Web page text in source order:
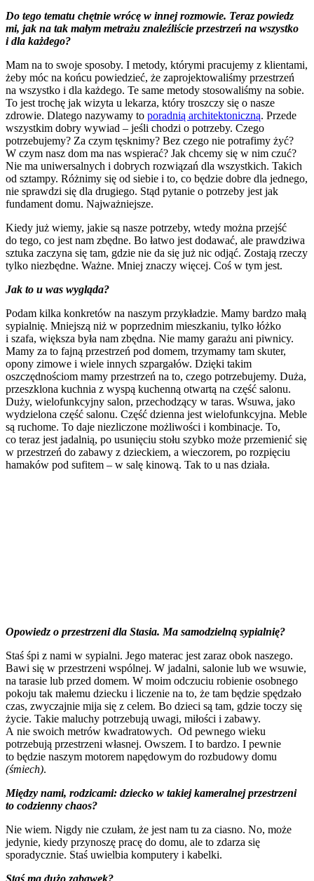
Do tego tematu chętnie wrócę w innej rozmowie. Teraz powiedz
mi, jak na tak małym metrażu znaleźliście przestrzeń na wszystko
i dla każdego?
Mam na to swoje sposoby. I metody, którymi pracujemy z klientami,
żeby móc na końcu powiedzieć, że zaprojektowaliśmy przestrzeń
na wszystko i dla każdego. Te same metody stosowaliśmy na sobie.
To jest trochę jak wizyta u lekarza, który troszczy się o nasze
zdrowie. Dlatego nazywamy to poradnią architektoniczną. Przede
wszystkim dobry wywiad – jeśli chodzi o potrzeby. Czego
potrzebujemy? Za czym tęsknimy? Bez czego nie potrafimy żyć?
W czym nasz dom ma nas wspierać? Jak chcemy się w nim czuć?
Nie ma uniwersalnych i dobrych rozwiązań dla wszystkich. Takich
od sztampy. Różnimy się od siebie i to, co będzie dobre dla jednego,
nie sprawdzi się dla drugiego. Stąd pytanie o potrzeby jest jak
fundament domu. Najważniejsze.
Kiedy już wiemy, jakie są nasze potrzeby, wtedy można przejść
do tego, co jest nam zbędne. Bo łatwo jest dodawać, ale prawdziwa
sztuka zaczyna się tam, gdzie nie da się już nic odjąć. Zostają rzeczy
tylko niezbędne. Ważne. Mniej znaczy więcej. Coś w tym jest.
Jak to u was wygląda?
Podam kilka konkretów na naszym przykładzie. Mamy bardzo małą
sypialnię. Mniejszą niż w poprzednim mieszkaniu, tylko łóżko
i szafa, większa była nam zbędna. Nie mamy garażu ani piwnicy.
Mamy za to fajną przestrzeń pod domem, trzymamy tam skuter,
opony zimowe i wiele innych szpargałów. Dzięki takim
oszczędnościom mamy przestrzeń na to, czego potrzebujemy. Duża,
przeszklona kuchnia z wyspą kuchenną otwartą na część salonu.
Duży, wielofunkcyjny salon, przechodzący w taras. Wsuwa, jako
wydzielona część salonu. Część dzienna jest wielofunkcyjna. Meble
są ruchome. To daje niezliczone możliwości i kombinacje. To,
co teraz jest jadalnią, po usunięciu stołu szybko może przemienić się
w przestrzeń do zabawy z dzieckiem, a wieczorem, po rozpięciu
hamaków pod sufitem – w salę kinową. Tak to u nas działa.
Opowiedz o przestrzeni dla Stasia. Ma samodzielną sypialnię?
Staś śpi z nami w sypialni. Jego materac jest zaraz obok naszego.
Bawi się w przestrzeni wspólnej. W jadalni, salonie lub we wsuwie,
na tarasie lub przed domem. W moim odczuciu robienie osobnego
pokoju tak małemu dziecku i liczenie na to, że tam będzie spędzało
czas, zwyczajnie mija się z celem. Bo dzieci są tam, gdzie toczy się
życie. Takie maluchy potrzebują uwagi, miłości i zabawy.
A nie swoich metrów kwadratowych. Od pewnego wieku
potrzebują przestrzeni własnej. Owszem. I to bardzo. I pewnie
to będzie naszym motorem napędowym do rozbudowy domu
(śmiech).
Między nami, rodzicami: dziecko w takiej kameralnej przestrzeni
to codzienny chaos?
Nie wiem. Nigdy nie czułam, że jest nam tu za ciasno. No, może
jedynie, kiedy przynoszę pracę do domu, ale to zdarza się
sporadycznie. Staś uwielbia komputery i kabelki.
Staś ma dużo zabawek?